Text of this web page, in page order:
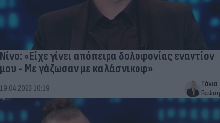
Νίνο: «Είχε γίνει απόπειρα δολοφονίας εναντίον
μου - Με γάζωσαν με καλάσνικοφ»
19.04.2023 10:19
Τάνια
Γκιώση